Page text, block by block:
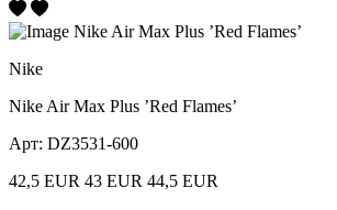
Nike
Nike Air Max Plus ’Red Flames’
Арт: DZ3531-600
42,5 EUR 43 EUR 44,5 EUR